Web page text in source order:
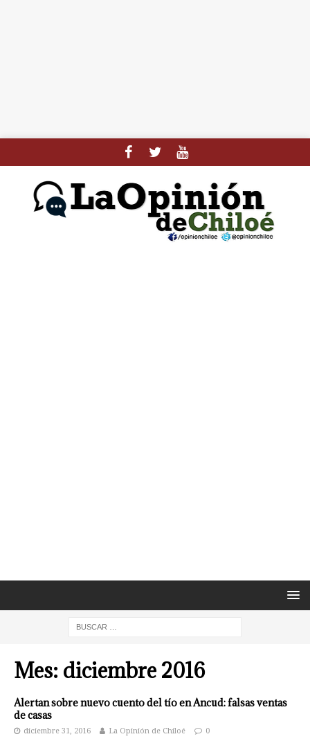
Mes: diciembre 2016
Alertan sobre nuevo cuento del tío en Ancud: falsas ventas
de casas
diciembre 31, 2016 La Opinión de Chiloé 0